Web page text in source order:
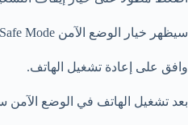
سيظهر خيار الوضع الآمن Safe Mode.
وافق على إعادة تشغيل الهاتف.
بعد تشغيل الهاتف في الوضع الآمن